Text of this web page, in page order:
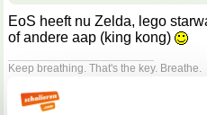
EoS heeft nu Zelda, lego
of andere aap (king kong)
Keep breathing. That's the key. Breathe.
08-12-2007, 14:25